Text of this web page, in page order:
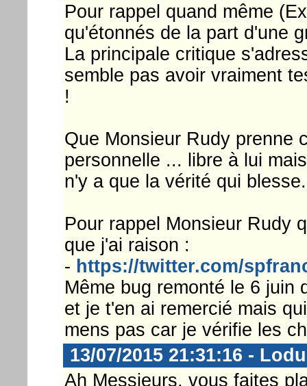
Pour rappel quand même
qu'étonnés de la part d'une
La principale critique
semble pas avoir vraiment
!
Que Monsieur Rudy prenne
personnelle ... libre à lui
n'y a que la vérité qui
Pour rappel Monsieur Rudy
que j'ai raison :
- https://twitter.com/
Même bug remonté le 6 juin
et je t'en ai remercié mais
mens pas car je vérifie les
13/07/2015 21:31:16 -
Ah Messieurs, vous faites